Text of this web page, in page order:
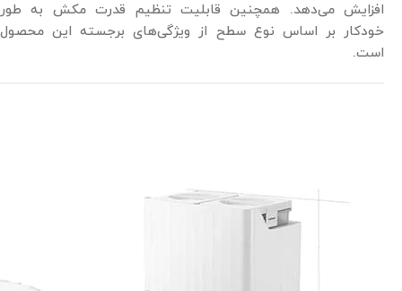
افزایش می‌دهد. همچنین قابلیت تنظیم قدرت مکش به طور
خودکار بر اساس نوع سطح از ویژگی‌های برجسته این محصول
است.